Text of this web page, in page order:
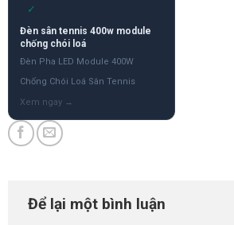
✓
Đèn sân tennis 400w module
chống chói loá
Đèn Pha LED Module 400W
Chống Chói Loá Sân Tennis
Để lại một bình luận